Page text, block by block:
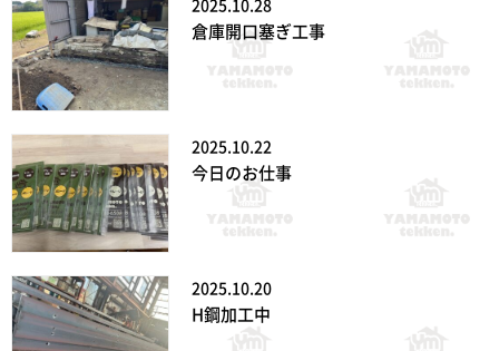
2025.10.28
倉庫開口塞ぎ工事
2025.10.22
今日のお仕事
2025.10.20
H鋼加工中